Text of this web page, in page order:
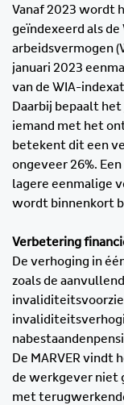
Vanaf 2023 wordt
geïndexeerd als
arbeidsvermogen
januari 2023
van de WIA-
Daarbij bepaalt
iemand met het
betekent dit een
ongeveer 26%.
lagere eenmalige
wordt binnenkort
Verbetering
De verhoging in
zoals de
De MARVER
de werkgever niet
met